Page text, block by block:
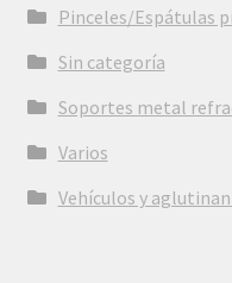
Pinceles/Espátulas
Sin categoría
Soportes metal
Varios
Vehículos y